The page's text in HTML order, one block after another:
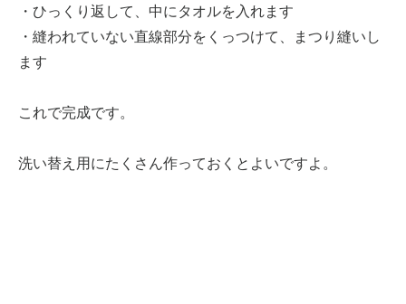
・ひっくり返して、中にタオルを入れます
・縫われていない直線部分をくっつけて、まつり縫いし
ます
これで完成です。
洗い替え用にたくさん作っておくとよいですよ。